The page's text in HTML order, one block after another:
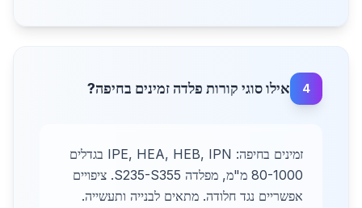
4 אילו סוגי קורות פלדה זמינים בחיפה?
זמינים בחיפה: IPE, HEA, HEB, IPN בגדלים
80-1000 מ"מ, מפלדה S235-S355. ציפויים
אפשריים נגד חלודה. מתאים לבנייה ותעשייה.